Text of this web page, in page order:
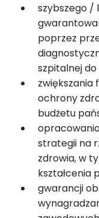
szybszego /
poprzez
szpitalnej
zwiększania
ochrony
budżetu
strategii na
zdrowia, w
kształcenia
gwarancji